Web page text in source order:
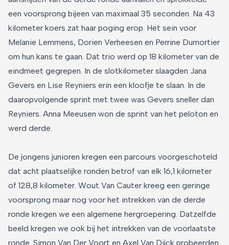
een voorsprong bijeen van maximaal 35 seconden. Na 43
kilometer koers zat haar poging erop. Het sein voor
Melanie Lemmens, Dorien Verheesen en Perrine Dumortier
om hun kans te gaan. Dat trio werd op 18 kilometer van de
eindmeet gegrepen. In de slotkilometer slaagden Jana
Gevers en Lise Reyniers erin een kloofje te slaan. In de
daaropvolgende sprint met twee was Gevers sneller dan
Reyniers. Anna Meeusen won de sprint van het peloton en
werd derde.
De jongens junioren kregen een parcours voorgeschoteld
dat acht plaatselijke ronden betrof van elk 16,1 kilometer
of 128,8 kilometer. Wout Van Cauter kreeg een geringe
voorsprong maar nog voor het intrekken van de derde
ronde kregen we een algemene hergroepering. Datzelfde
beeld kregen we ook bij het intrekken van de voorlaatste
ronde. Simon Van Der Voort en Axel Van Dijck probeerden